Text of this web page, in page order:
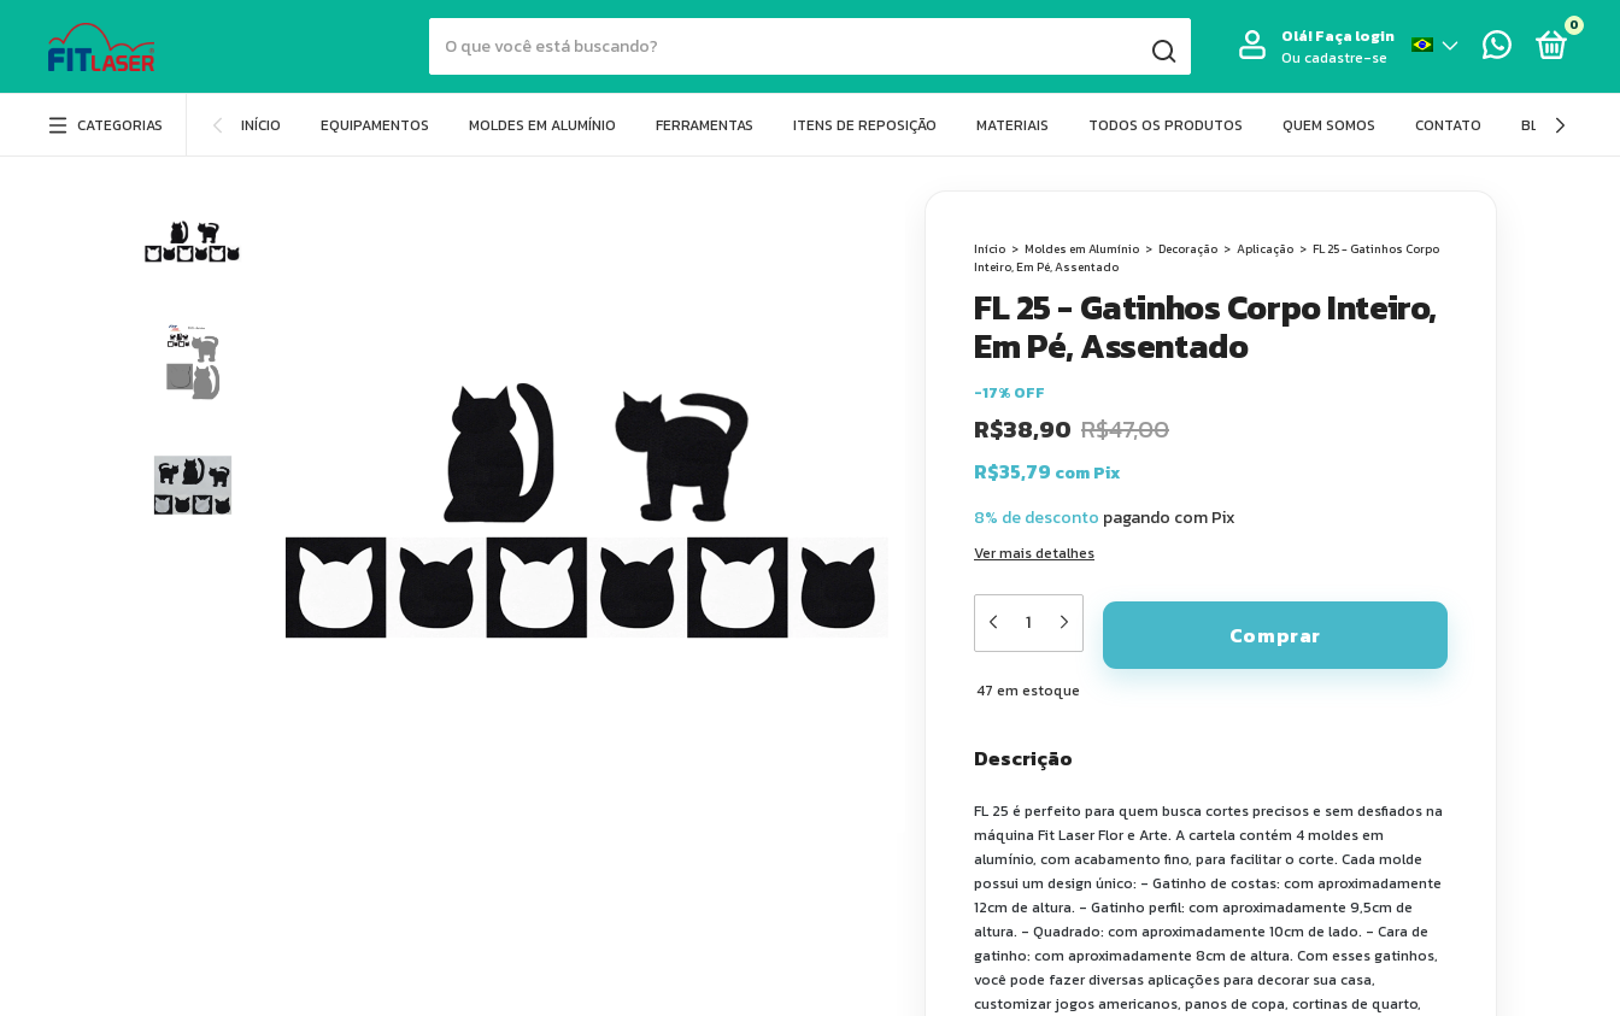
Olá!Faça login
Ou cadastre-se
0
CATEGORIAS INÍCIO EQUIPAMENTOS MOLDES EM ALUMÍNIO FERRAMENTAS ITENS DE REPOSIÇÃO MATERIAIS TODOS OS PRODUTOS QUEM SOMOS CONTATO BLOG FIT
Início > Moldes em Alumínio > Decoração > Aplicação > FL 25 - Gatinhos Corpo
Inteiro, Em Pé, Assentado
FL 25 - Gatinhos Corpo Inteiro,
Em Pé, Assentado
-17% OFF
R$38,90 R$47,00
R$35,79 comPix
8% de desconto pagando com Pix
Ver mais detalhes
47 em estoque
Descrição
FL 25 é perfeito para quem busca cortes precisos e sem desfiados na
máquina Fit Laser Flor e Arte. A cartela contém 4 moldes em
alumínio, com acabamento fino, para facilitar o corte. Cada molde
possui um design único: - Gatinho de costas: com aproximadamente
12cm de altura. - Gatinho perfil: com aproximadamente 9,5cm de
altura. - Quadrado: com aproximadamente 10cm de lado. - Cara de
gatinho: com aproximadamente 8cm de altura. Com esses gatinhos,
você pode fazer diversas aplicações para decorar sua casa,
customizar jogos americanos, panos de copa, cortinas de quarto,